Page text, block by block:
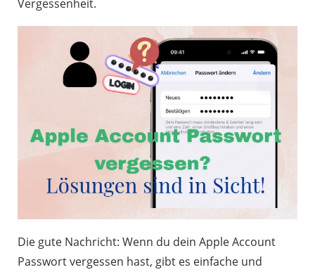
Vergessenheit.
Die gute Nachricht: Wenn du dein Apple Account
Passwort vergessen hast, gibt es einfache und